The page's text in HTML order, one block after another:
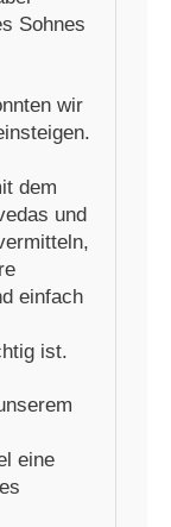
Sohnes
wir
dem
und
einfach
ist.
eine